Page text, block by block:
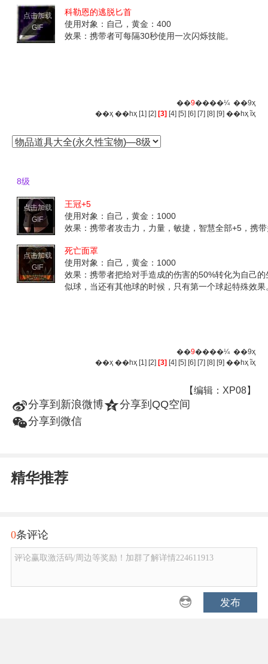
点击加载
GIF
科勒恩的逃脱匕首
使用对象：自己，黄金：400
效果：携带者可每隔30秒使用一次闪烁技能。
��9����¼ ��9ҳ
��ҳ ��һҳ [1] [2] [3] [4] [5] [6] [7] [8] [9] ��һҳ ĩҳ
8级
点击加载
GIF
王冠+5
使用对象：自己，黄金：1000
效果：携带者攻击力，力量，敏捷，智慧全部+5，携
点击加载
GIF
死亡面罩
使用对象：自己，黄金：1000
效果：携带者把给对手造成的伤害的50%转化为自己
似球，当还有其他球的时候，只有第一个球起特殊效果
��9����¼ ��9ҳ
��ҳ ��һҳ [1] [2] [3] [4] [5] [6] [7] [8] [9] ��һҳ ĩҳ
【编辑：XP08】
t分享到新浪微博z分享到QQ空间
w分享到微信
精华推荐
0条评论
评论赢取激活码/周边等奖励！加群了解详情224611913
发布